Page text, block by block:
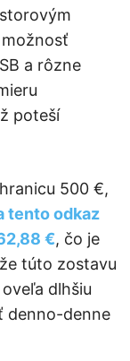
možnosť
a rôzne
poteší
500 €,
tento odkaz
€, čo je
túto zostavu
dlhšiu
denno-denne